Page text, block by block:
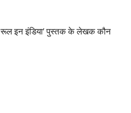
रूल इन इंडिया’ पुस्तक के लेखक कौन